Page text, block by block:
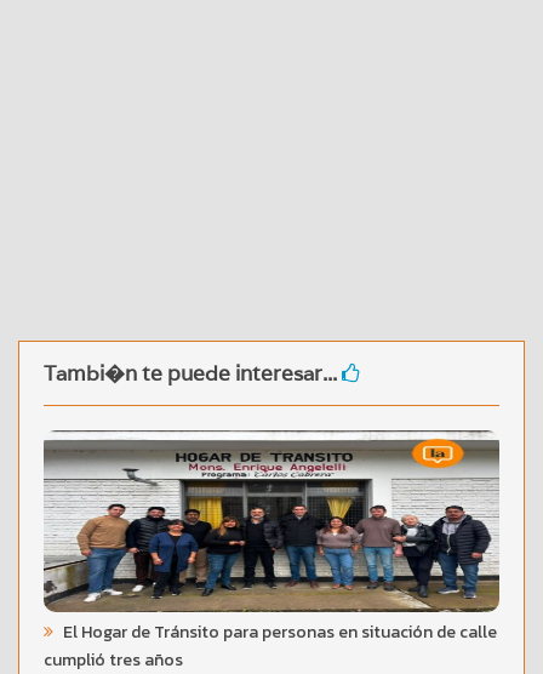
Tambi�n te puede interesar...
El Hogar de Tránsito para personas en situación de calle
cumplió tres años